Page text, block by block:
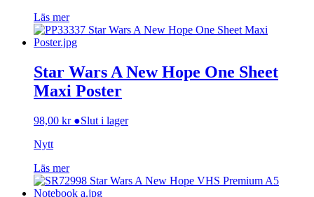
Läs mer
Star Wars A New Hope One Sheet
Maxi Poster
98,00 kr ●Slut i lager
Nytt
Läs mer